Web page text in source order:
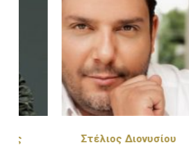
Στέλιος Διονυσίου